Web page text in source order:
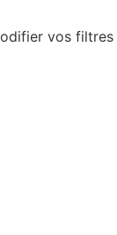
vos filtres